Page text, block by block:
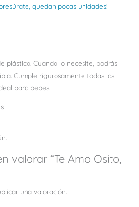
quedan pocas unidades!
plástico. Cuando lo necesite, podrás
Cumple rigurosamente todas las
para bebes.
valorar “Te Amo Osito,
una valoración.